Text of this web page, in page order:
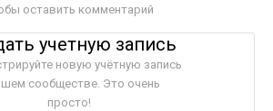
оставить комментарий
учетную запись
новую учётную запись
сообществе. Это очень
просто!